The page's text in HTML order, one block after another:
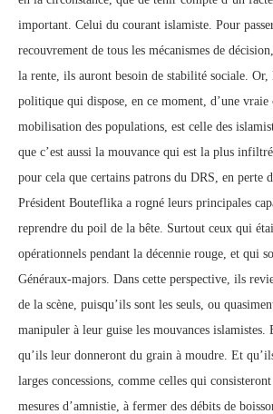
important. Celui du courant islamiste. Pour
recouvrement de tous les mécanismes de
la rente, ils auront besoin de stabilité sociale. Or,
politique qui dispose, en ce moment, d’une vraie
mobilisation des populations, est celle des
que c’est aussi la mouvance qui est la plus
pour cela que certains patrons du DRS, en perte
Président Bouteflika a rogné leurs principales
reprendre du poil de la bête. Surtout ceux qui
opérationnels pendant la décennie rouge, et qui
Généraux-majors. Dans cette perspective, ils
de la scène, puisqu’ils sont les seuls, ou
manipuler à leur guise les mouvances
qu’ils leur donneront du grain à moudre. Et
larges concessions, comme celles qui
mesures d’amnistie, à fermer des débits de